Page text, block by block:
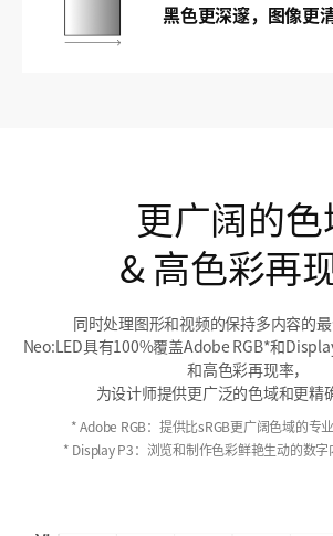
黑色更深邃，图像更
更广阔的
& 高色彩再
同时处理图形和视频的保持多内容的最
Neo:LED具有100%覆盖Adobe RGB*和
和高色彩再现率，
为设计师提供更广泛的色域和更精
* Adobe RGB：提供比sRGB更广阔色域的专
* Display P3：浏览和制作色彩鲜艳生动的数